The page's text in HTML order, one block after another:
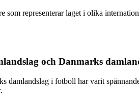
som representerar laget i olika
och Danmarks
damlandslag i fotboll har varit